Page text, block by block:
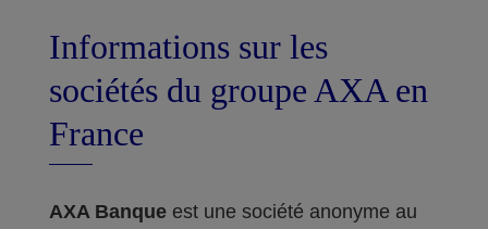
Informations sur les
sociétés du groupe AXA en
France
AXA Banque est une société anonyme au